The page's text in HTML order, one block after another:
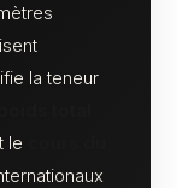
la teneur
le